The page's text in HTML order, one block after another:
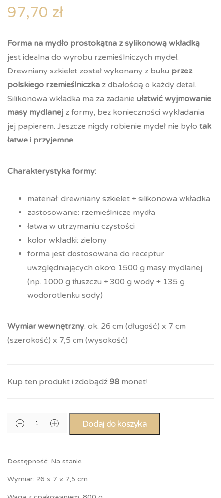
na
podstawie
97,70 zł
Forma na mydło prostokątna z sylikonową wkładką
jest idealna do wyrobu rzemieślniczych mydeł.
Drewniany szkielet został wykonany z buku przez
polskiego rzemieślniczka z dbałością o każdy detal.
Silikonowa wkładka ma za zadanie ułatwić wyjmowanie
masy mydlanej z formy, bez konieczności wykładania
jej papierem. Jeszcze nigdy robienie mydeł nie było tak
łatwe i przyjemne.
Charakterystyka formy:
materiał: drewniany szkielet + silikonowa wkładka
zastosowanie: rzemieślnicze mydła
łatwa w utrzymaniu czystości
kolor wkładki: zielony
forma jest dostosowana do receptur
uwzględniających około 1500 g masy mydlanej
(np. 1000 g tłuszczu + 300 g wody + 135 g
wodorotlenku sody)
Wymiar wewnętrzny: ok. 26 cm (długość) x 7 cm
(szerokość) x 7,5 cm (wysokość)
Kup ten produkt i zdobądź 98 monet!
Dodaj do koszyka
Dostępność: Na stanie
Wymiar: 26 × 7 × 7,5 cm